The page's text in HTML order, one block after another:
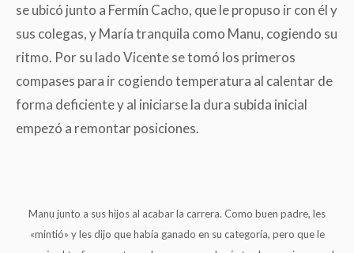
se ubicó junto a Fermín Cacho, que le propuso ir con él y
sus colegas, y María tranquila como Manu, cogiendo su
ritmo. Por su lado Vicente se tomó los primeros
compases para ir cogiendo temperatura al calentar de
forma deficiente y al iniciarse la dura subida inicial
empezó a remontar posiciones.
Manu junto a sus hijos al acabar la carrera. Como buen padre, les
«mintió» y les dijo que había ganado en su categoría, pero que le